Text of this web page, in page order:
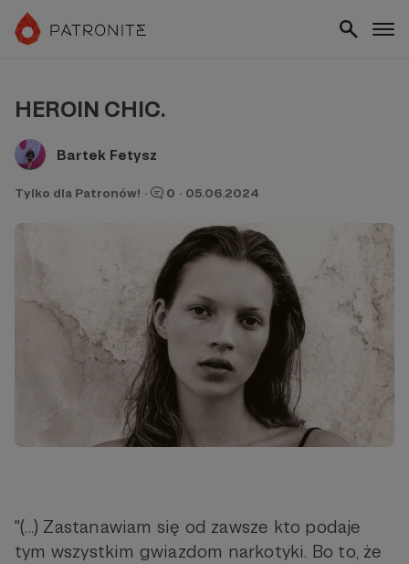
HEROIN CHIC.
Bartek Fetysz
Tylko dla Patronów! · 0 · 05.06.2024
"(...) Zastanawiam się od zawsze kto podaje
tym wszystkim gwiazdom narkotyki. Bo to, że